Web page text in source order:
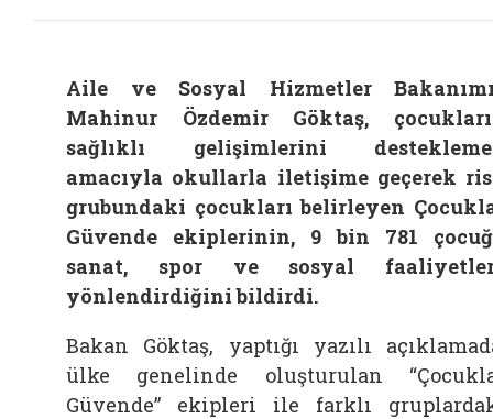
Aile ve Sosyal Hizmetler
Mahinur Özdemir Göktaş,
sağlıklı gelişimlerini
amacıyla okullarla iletişime geçerek
grubundaki çocukları belirleyen
Güvende ekiplerinin, 9 bin 781
sanat, spor ve sosyal
yönlendirdiğini bildirdi.
Bakan Göktaş, yaptığı yazılı
ülke genelinde oluşturulan
Güvende” ekipleri ile farklı